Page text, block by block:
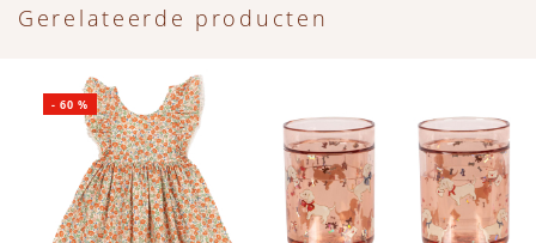
Gerelateerde producten
-60 %